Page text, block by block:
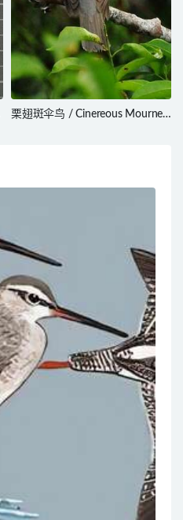
栗翅斑伞鸟 / Cinereous Mourner